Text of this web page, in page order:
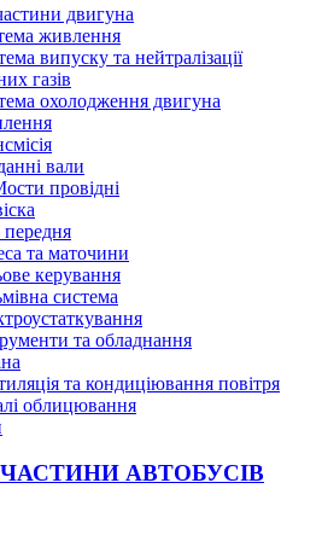
двигуна
живлення
випуску та нейтралізації
газів
охолодження двигуна
вали
провідні
передня
та маточини
керування
система
та обладнання
та кондиціювання повітря
облицювання
АВТОБУСІВ